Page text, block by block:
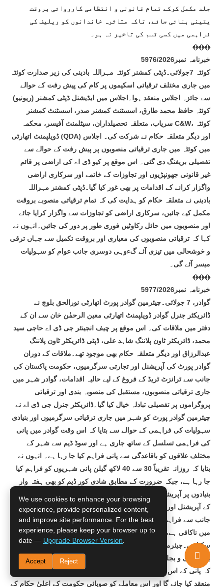
جلد مکمل کرکے تمام قانونی و انتظامی کارروائی بروقت
یقینی بنائی جائے، تاکہ متاثرہ خاندانوں کو ریلیف کی
فراہمی میں کسی قسم کی تاخیر نہ ہو۔
﴾﴿﴾﴿﴾﴿
خبرنامہ نمبر5976/2026
کوئٹہ 7جولائی۔ڈپٹی کمشنر کوئٹہ مہراللہ بادینی کی زیر صدارت کوئٹہ
میں جاری مختلف ترقیاتی اسکیموں پر کام کی پیش رفت کے حوالے
سے جائزہ اجلاس منعقد ہوا۔اجلاس میں ایڈیشنل ڈپٹی کمشنر (ریونیو)
کوئٹہ حافظ محمد طارق، اسسٹنٹ کمشنر صدر، اسسٹنٹ کمشنر
سریاب، متعلقہ تحصیلداران، سیٹلمنٹ آفیسر، محکمہ C&W، کوئٹہ
ڈویلپمنٹ اتھارٹی (QDA) اور دیگر متعلقہ حکام نے شرکت کی۔ اجلاس
میں کوئٹہ میں جاری ترقیاتی منصوبوں پر پیش رفت کے حوالے سے
تفصیلی بریفنگ دی گئی۔ اس موقع پر کیو ڈی اے کی اراضی پر قائم
غیر قانونی جھونپڑیوں اور تجاوزات کے خاتمے اور سرکاری اراضی
واگزار کرانے کے اقدامات پر بھی غور کیا گیا۔ڈپٹی کمشنر مہراللہ
بادینی نے متعلقہ حکام کو ہدایت کی کہ تمام ترقیاتی منصوبے بروقت
مکمل کیے جائیں، سرکاری اراضی کو تجاوزات سے واگزار کرایا جائے
اور منصوبوں میں حائل رکاوٹیں فوری طور پر دور کی جائیں۔انہوں نے
کہا کہ ترقیاتی منصوبوں کی معیاری اور بروقت تکمیل سے جہاں ترقی
و خوشحالی میں تیزی آئے گءوہی دوسری جانب عوام کو سہولیات
میسر آئے گی۔
﴾﴿﴾﴿﴾﴿
خبرنامہ نمبر5977/2026
گوادر، 7 جولائی۔چیئرمین گوادر پورٹ اتھارٹی نورالحق بلوچ نے
ڈائریکٹر جنرل گوادر ڈویلپمنٹ اتھارٹی معین الرحمٰن خان سے ان کے
دفتر میں ملاقات کی۔ اس موقع پر چیف انجینئر جی ڈی اے حاجی سید
محمد، ڈائریکٹر ٹاون پلاننگ شاہد علی، ڈپٹی ڈائریکٹر ٹاون پلاننگ
عبدالرزاق اور دیگر متعلقہ حکام بھی موجود تھے۔ملاقات کے دوران
گوادر پورٹ کی آپریشنل اور تجارتی سرگرمیوں، حکومت پاکستان کی
جانب سے ٹرانزٹ ٹریڈ کے فروغ کے لیے حالیہ اقدامات، گوادر شہر میں
جاری ترقیاتی منصوبوں، مستقبل کی منصوبہ بندی اور ترقیاتی
پروگراموں پر تفصیلی تبادلہ خیال کیا گیا۔ڈائریکٹر جنرل جی ڈی اے نے
چیئرمین گوادر پورٹ کو شہر میں جاری ترقیاتی سرگرمیوں اور بنیادی
سہولیات کی فراہمی کے حوالے سے بتایا کہ اس وقت گوادر میں پانی
کی فراہمی تسلسل کے ساتھ جاری ہے اور سوڈ ڈیم سے شہر کے
مختلف علاقوں کو باقاعدگی سے پانی فراہم کیا جا رہا ہے۔ انہوں نے
بتایا کہ روزانہ تقریباً 30 سے 40 لاکھ گیلن پانی شہریوں کو فراہم کیا
جا رہا ہے، جبکہ ضرورت کے مطابق شادی کور ڈیم کو بھی ہفتہ وار
بنیادوں پر آپریشنل کیا جاتا ہے۔انہوں نے مزید بتایا کہ پانی کی فراہمی
کے آپریشنل اور مینٹیننس اخراجات کی مد میں صوبائی حکومت کی
جانب سے فراہم کی جانے والی گرانٹ موجودہ ضروریات کے مقابلے
میں ناکافی ہے، جس کے باعث مستقبل میں مالی مشکلات کا سامنا ہو
سکتا ہے۔چیئرمین گوادر پورٹ، جو وزیراعلیٰ بلوچستان کے کوآرڈینیٹر
برائے پانی و بجلی بحران کی ذمہ داریاں بھی انجام دے رہے ہیں، نے کہا
کہ پانی کے اس اہم مسئلے کے حل کے لیے جلد ایک خصوصی اجلاس
منعقد کیا جائے گا اور اس معاملے کو صوبائی حکومت کے اعلیٰ حکام کے
We use cookies to enhance your browsing
experience, provide personalized content,
and improve site performance. For the best
experience, please keep your browser up to
date — Upgrade Browser Version
Accept Reject